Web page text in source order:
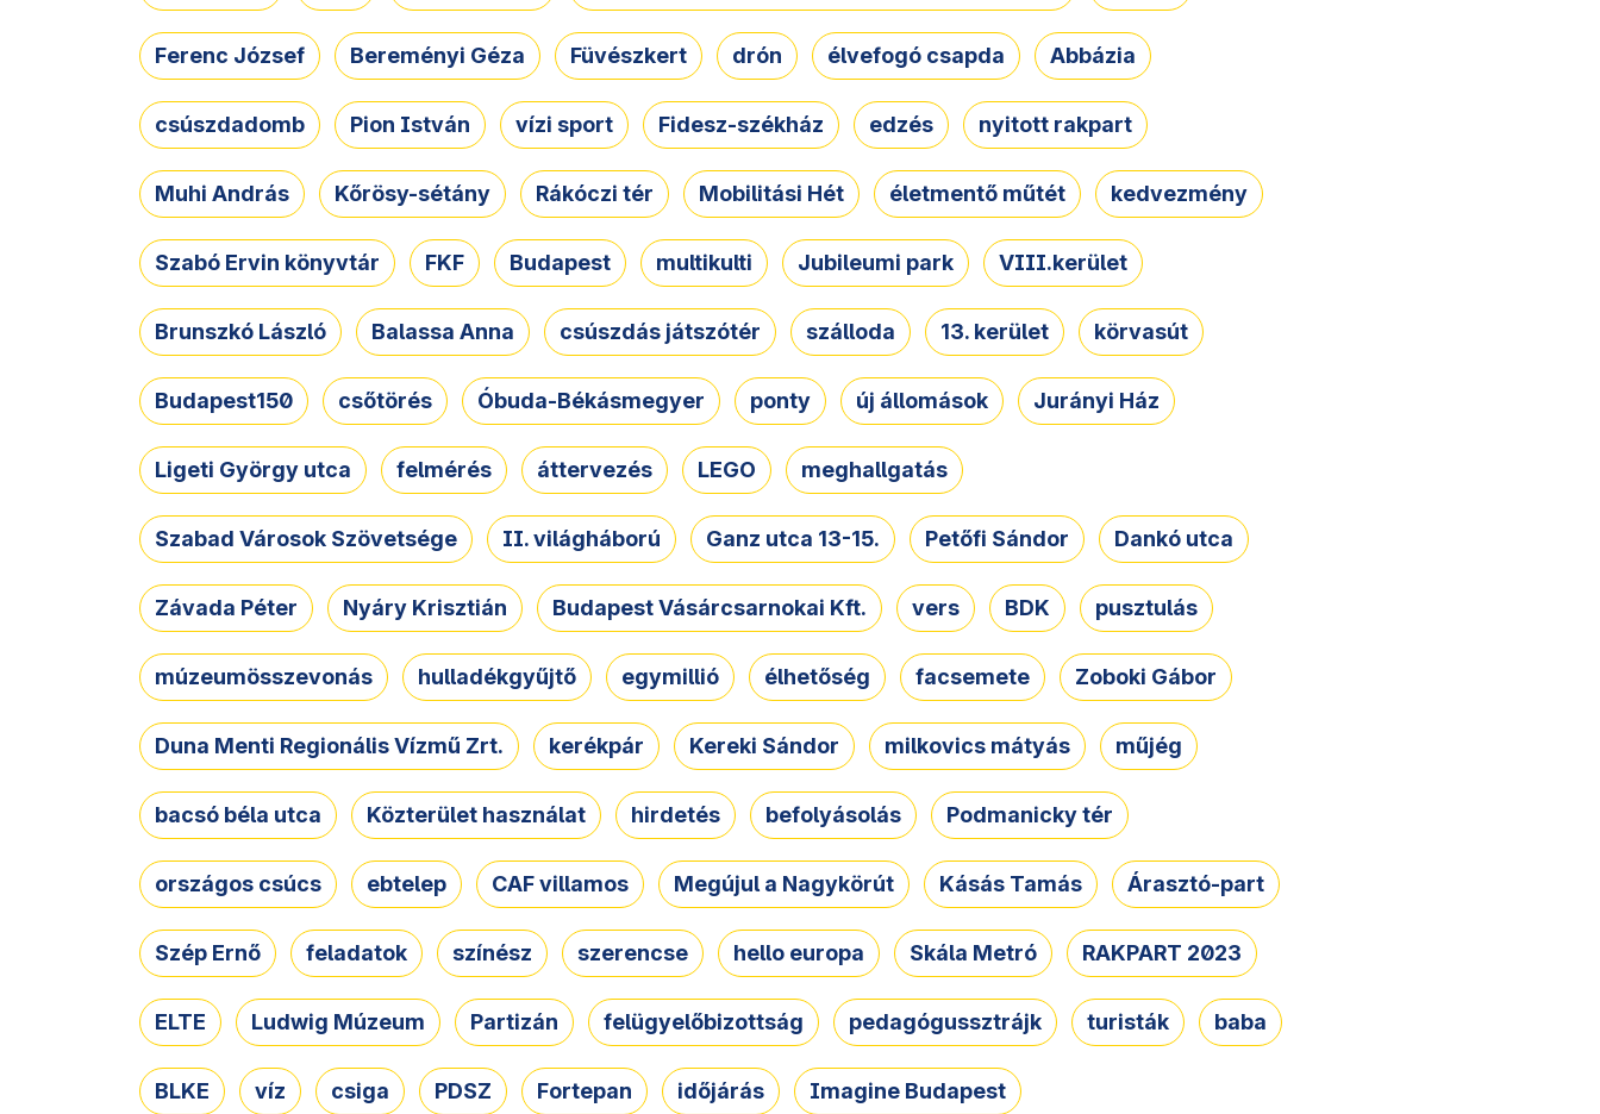
Ferenc József Bereményi Géza Füvészkert drón élvefogó csapda Abbázia
csúszdadomb Pion István vízi sport Fidesz-székház edzés nyitott rakpart
Muhi András Kőrösy-sétány Rákóczi tér Mobilitási Hét életmentő műtét kedvezmény
Szabó Ervin könyvtár FKF Budapest multikulti Jubileumi park VIII.kerület
Brunszkó László Balassa Anna csúszdás játszótér szálloda 13. kerület körvasút
Budapest150 csőtörés Óbuda-Békásmegyer ponty új állomások Jurányi Ház
Ligeti György utca felmérés áttervezés LEGO meghallgatás
Szabad Városok Szövetsége II. világháború Ganz utca 13-15. Petőfi Sándor Dankó utca
Závada Péter Nyáry Krisztián Budapest Vásárcsarnokai Kft. vers BDK pusztulás
múzeumösszevonás hulladékgyűjtő egymillió élhetőség facsemete Zoboki Gábor
Duna Menti Regionális Vízmű Zrt. kerékpár Kereki Sándor milkovics mátyás műjég
bacsó béla utca Közterület használat hirdetés befolyásolás Podmanicky tér
országos csúcs ebtelep CAF villamos Megújul a Nagykörút Kásás Tamás Árasztó-part
Szép Ernő feladatok színész szerencse hello europa Skála Metró RAKPART 2023
ELTE Ludwig Múzeum Partizán felügyelőbizottság pedagógussztrájk turisták baba
BLKE víz csiga PDSZ Fortepan időjárás Imagine Budapest